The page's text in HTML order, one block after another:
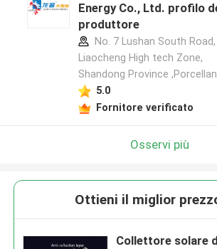
Energy Co., Ltd. profilo
produttore
No. 7 Lushan South Road,
Liaocheng High tech Zone,
Shandong Province
5.0
Fornitore verificato
Osservi più
Ottieni il miglior
Collettore solare